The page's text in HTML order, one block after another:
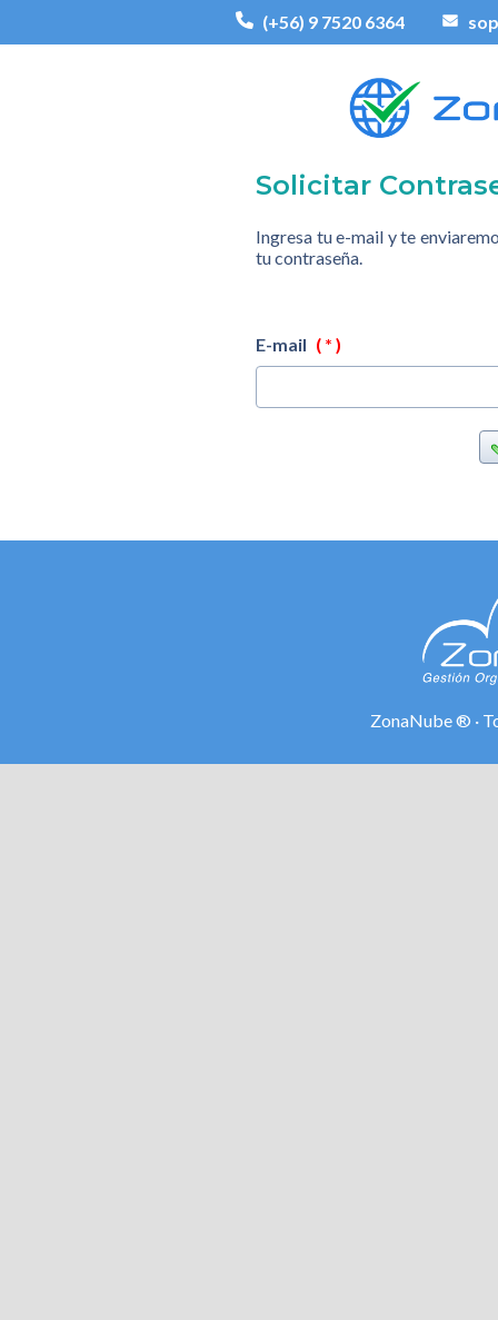
(+56) 9 7520 6364
Solicitar
Ingresa tu e-mail y te
tu contraseña.
E-mail ( * )
ZonaNube ® ·